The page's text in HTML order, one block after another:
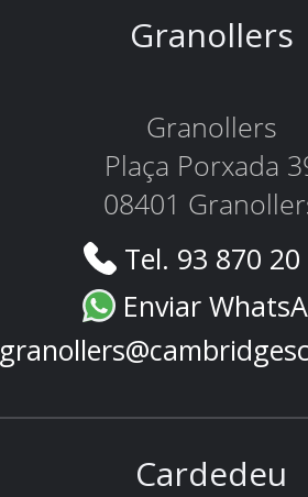
Granollers
Granollers
Plaça Porxada
08401
Tel. 93 870
Enviar
Cardedeu